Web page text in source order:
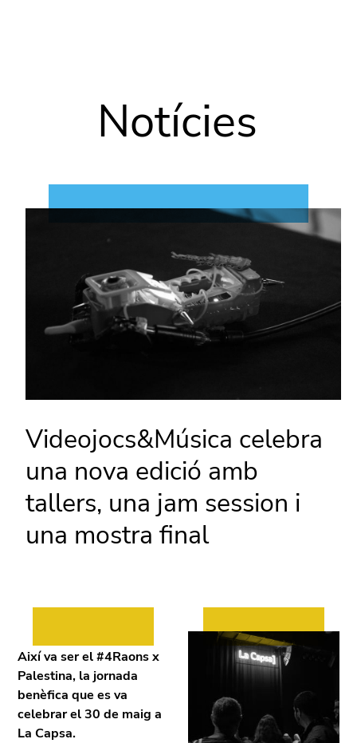
Notícies
Videojocs&Música celebra
una nova edició amb
tallers, una jam session i
una mostra final
Així va ser el #4Raons x
Palestina, la jornada
benèfica que es va
celebrar el 30 de maig a
La Capsa.